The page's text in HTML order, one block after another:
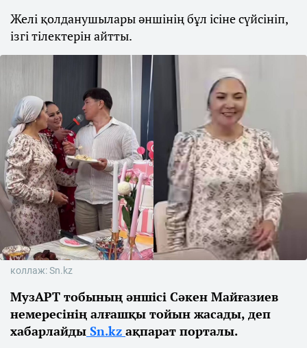
Желі қолданушылары әншінің бұл ісіне сүйсініп,
ізгі тілектерін айтты.
коллаж: Sn.kz
МузАРТ тобының әншісі Сәкен Майғазиев
немересінің алғашқы тойын жасады, деп
хабарлайды Sn.kz ақпарат порталы.